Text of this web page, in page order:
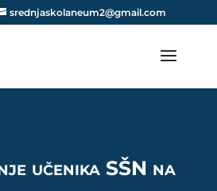
srednjaskolaneum2@gmail.com
učenika SŠN na